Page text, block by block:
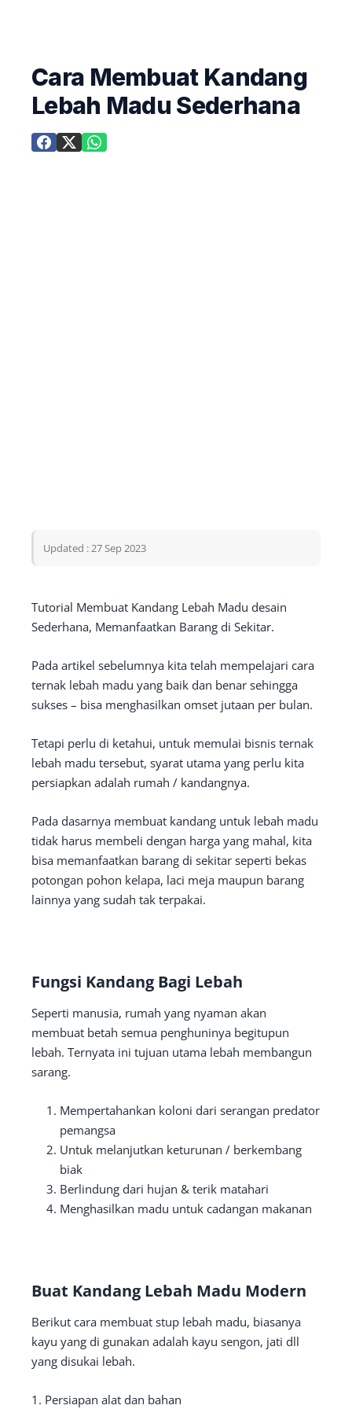
Cara Membuat Kandang
Lebah Madu Sederhana
Updated : 27 Sep 2023
Tutorial Membuat Kandang Lebah Madu desain
Sederhana, Memanfaatkan Barang di Sekitar.
Pada artikel sebelumnya kita telah mempelajari cara
ternak lebah madu yang baik dan benar sehingga
sukses – bisa menghasilkan omset jutaan per bulan.
Tetapi perlu di ketahui, untuk memulai bisnis ternak
lebah madu tersebut, syarat utama yang perlu kita
persiapkan adalah rumah / kandangnya.
Pada dasarnya membuat kandang untuk lebah madu
tidak harus membeli dengan harga yang mahal, kita
bisa memanfaatkan barang di sekitar seperti bekas
potongan pohon kelapa, laci meja maupun barang
lainnya yang sudah tak terpakai.
Fungsi Kandang Bagi Lebah
Seperti manusia, rumah yang nyaman akan
membuat betah semua penghuninya begitupun
lebah. Ternyata ini tujuan utama lebah membangun
sarang.
Mempertahankan koloni dari serangan predator
pemangsa
Untuk melanjutkan keturunan / berkembang
biak
Berlindung dari hujan & terik matahari
Menghasilkan madu untuk cadangan makanan
Buat Kandang Lebah Madu Modern
Berikut cara membuat stup lebah madu, biasanya
kayu yang di gunakan adalah kayu sengon, jati dll
yang disukai lebah.
1. Persiapan alat dan bahan